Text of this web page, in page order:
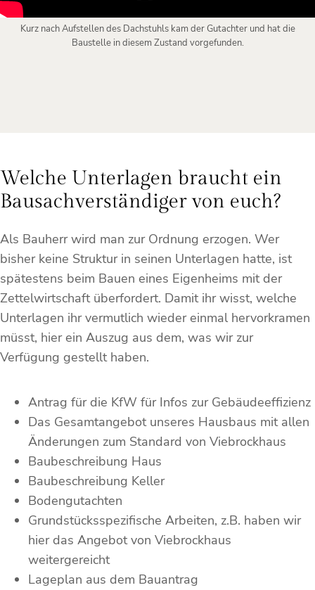
Kurz nach Aufstellen des Dachstuhls kam der Gutachter und hat die
Baustelle in diesem Zustand vorgefunden.
Welche Unterlagen braucht ein
Bausachverständiger von euch?
Als Bauherr wird man zur Ordnung erzogen. Wer
bisher keine Struktur in seinen Unterlagen hatte, ist
spätestens beim Bauen eines Eigenheims mit der
Zettelwirtschaft überfordert. Damit ihr wisst, welche
Unterlagen ihr vermutlich wieder einmal hervorkramen
müsst, hier ein Auszug aus dem, was wir zur
Verfügung gestellt haben.
Antrag für die KfW für Infos zur Gebäudeeffizienz
Das Gesamtangebot unseres Hausbaus mit allen
Änderungen zum Standard von Viebrockhaus
Baubeschreibung Haus
Baubeschreibung Keller
Bodengutachten
Grundstücksspezifische Arbeiten, z.B. haben wir
hier das Angebot von Viebrockhaus
weitergereicht
Lageplan aus dem Bauantrag